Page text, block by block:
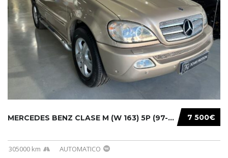
7 500€
MERCEDES BENZ CLASE M (W 163) 5P (97-05) 200...
305000 km AUTOMATICO